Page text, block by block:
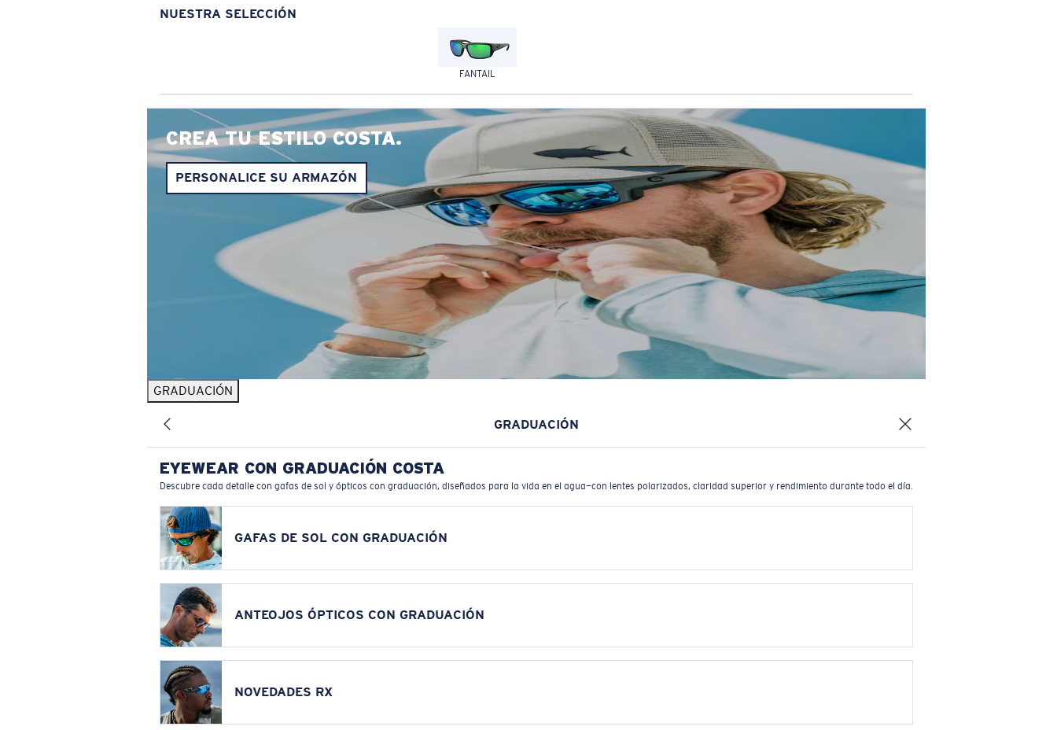
NUESTRA SELECCIÓN
FANTAIL
CREA TU ESTILO COSTA.
PERSONALICE SU ARMAZÓN
GRADUACIÓN
GRADUACIÓN
EYEWEAR CON GRADUACIÓN COSTA
Descubre cada detalle con gafas de sol y ópticos con graduación, diseñados para la vida en el agua—con lentes polarizados, claridad superior y rendimiento durante todo el día.
GAFAS DE SOL CON GRADUACIÓN
ANTEOJOS ÓPTICOS CON GRADUACIÓN
NOVEDADES RX